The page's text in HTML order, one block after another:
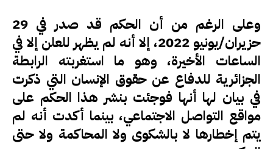
وعلى الرغم من أن الحكم قد صدر في 29
حزيران/يونيو 2022، إلا أنه لم يظهر للعلن إلا في
الساعات الأخيرة، وهو ما استغربته الرابطة
الجزائرية للدفاع عن حقوق الإنسان التي ذكرت
في بيان لها أنها فوجئت بنشر هذا الحكم على
مواقع التواصل الاجتماعي، بينما أكدت أنه لم
يتم إخطارها لا بالشكوى ولا المحاكمة ولا حتى